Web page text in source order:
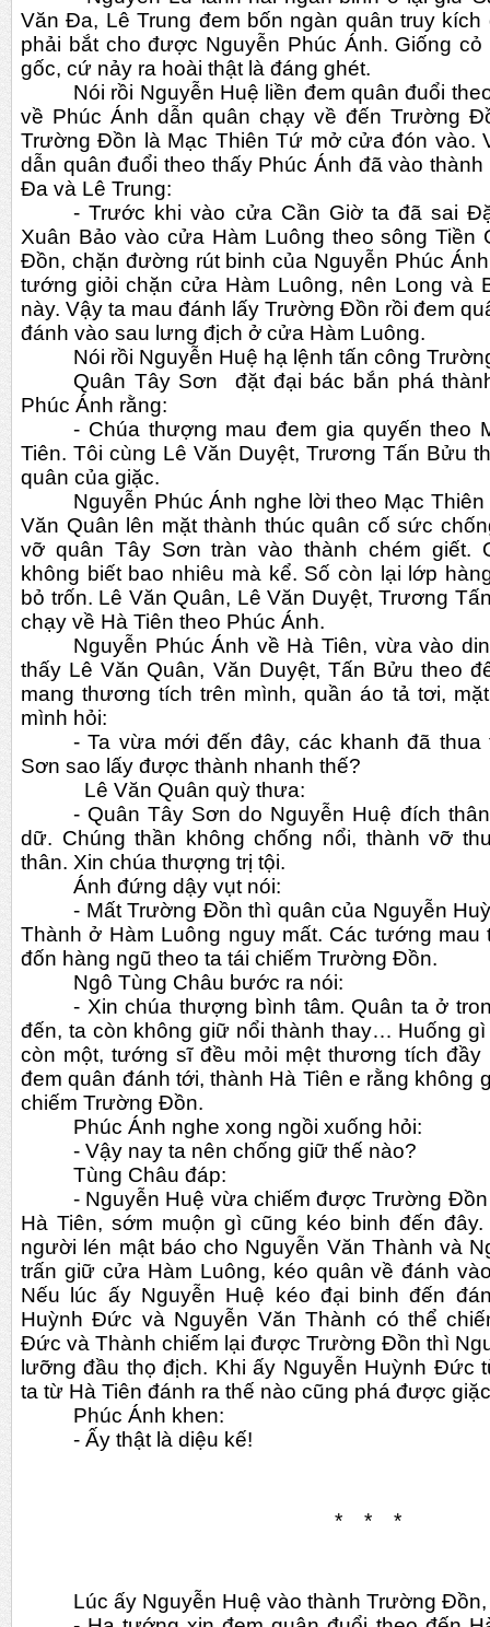
Văn Đa, Lê Trung đem bốn ngàn quân truy kích
phải bắt cho được Nguyễn Phúc Ánh. Giống
gốc, cứ nảy ra hoài thật là đáng ghét.
Nói rồi Nguyễn Huệ liền đem quân đuổi
về Phúc Ánh dẫn quân chạy về đến Trường
Trường Đồn là Mạc Thiên Tứ mở cửa đón vào.
dẫn quân đuổi theo thấy Phúc Ánh đã vào
Đa và Lê Trung:
- Trước khi vào cửa Cần Giờ ta đã sai
Xuân Bảo vào cửa Hàm Luông theo sông Tiền
Đồn, chặn đường rút binh của Nguyễn Phúc
tướng giỏi chặn cửa Hàm Luông, nên Long và
này. Vậy ta mau đánh lấy Trường Đồn rồi đem
đánh vào sau lưng địch ở cửa Hàm Luông.
Nói rồi Nguyễn Huệ hạ lệnh tấn công
Quân Tây Sơn  đặt đại bác bắn phá
Phúc Ánh rằng:
- Chúa thượng mau đem gia quyến theo
Tiên. Tôi cùng Lê Văn Duyệt, Trương Tấn Bửu
quân của giặc.
Nguyễn Phúc Ánh nghe lời theo Mạc
Văn Quân lên mặt thành thúc quân cố sức
vỡ quân Tây Sơn tràn vào thành chém giết.
không biết bao nhiêu mà kể. Số còn lại lớp
bỏ trốn. Lê Văn Quân, Lê Văn Duyệt, Trương
chạy về Hà Tiên theo Phúc Ánh.
Nguyễn Phúc Ánh về Hà Tiên, vừa vào
thấy Lê Văn Quân, Văn Duyệt, Tấn Bửu theo
mang thương tích trên mình, quần áo tả tơi,
mình hỏi:
- Ta vừa mới đến đây, các khanh đã thua
Sơn sao lấy được thành nhanh thế?
Lê Văn Quân quỳ thưa:
- Quân Tây Sơn do Nguyễn Huệ đích
dữ. Chúng thần không chống nổi, thành vỡ
thân. Xin chúa thượng trị tội.
Ánh đứng dậy vụt nói:
- Mất Trường Đồn thì quân của Nguyễn
Thành ở Hàm Luông nguy mất. Các tướng mau
đốn hàng ngũ theo ta tái chiếm Trường Đồn.
Ngô Tùng Châu bước ra nói:
- Xin chúa thượng bình tâm. Quân ta ở
đến, ta còn không giữ nổi thành thay… Huống
còn một, tướng sĩ đều mỏi mệt thương tích đầy
đem quân đánh tới, thành Hà Tiên e rằng không
chiếm Trường Đồn.
Phúc Ánh nghe xong ngồi xuống hỏi:
- Vậy nay ta nên chống giữ thế nào?
Tùng Châu đáp:
- Nguyễn Huệ vừa chiếm được Trường
Hà Tiên, sớm muộn gì cũng kéo binh đến
người lén mật báo cho Nguyễn Văn Thành và
trấn giữ cửa Hàm Luông, kéo quân về đánh
Nếu lúc ấy Nguyễn Huệ kéo đại binh đến
Huỳnh Đức và Nguyễn Văn Thành có thể
Đức và Thành chiếm lại được Trường Đồn thì
lưỡng đầu thọ địch. Khi ấy Nguyễn Huỳnh Đức
ta từ Hà Tiên đánh ra thế nào cũng phá được
Phúc Ánh khen:
- Ấy thật là diệu kế!
*    *    *
Lúc ấy Nguyễn Huệ vào thành Trường